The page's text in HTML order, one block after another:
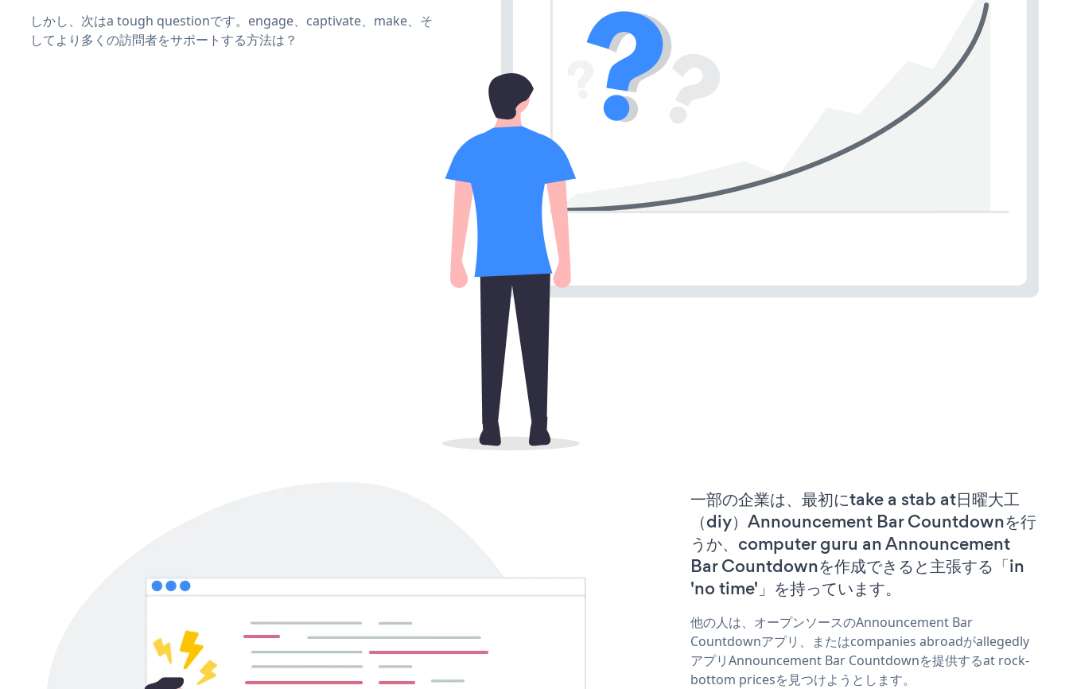
しかし、次はa tough questionです。engage、captivate、make、そ
してより多くの訪問者をサポートする方法は？
一部の企業は、最初にtake a stab at日曜大工
（diy）Announcement Bar Countdownを行
うか、computer guru an Announcement
Bar Countdownを作成できると主張する「in
'no time'」を持っています。
他の人は、オープンソースのAnnouncement Bar
Countdownアプリ、またはcompanies abroadがallegedly
アプリAnnouncement Bar Countdownを提供するat rock-
bottom pricesを見つけようとします。